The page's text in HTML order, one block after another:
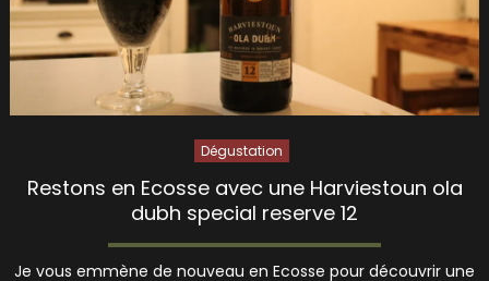
Dégustation
Restons en Ecosse avec une Harviestoun ola
dubh special reserve 12
Je vous emmène de nouveau en Ecosse pour découvrir une